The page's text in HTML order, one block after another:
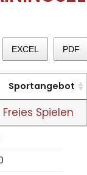
EXCEL PDF
Sportangebot
Freies Spielen